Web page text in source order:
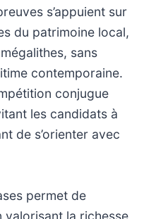
s’appuient sur
du patrimoine local,
sans
contemporaine.
conjugue
les candidats à
de s’orienter avec
permet de
la richesse